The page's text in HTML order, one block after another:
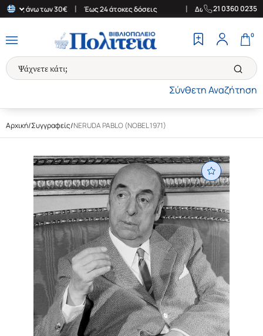
άνω των 30€ | Έως 24 άτοκες δόσεις Δωρεάν Μεταφορικά
21 0360 0235
Σύνθετη Αναζήτηση
0
Αρχική/Συγγραφείς/NERUDA PABLO (NOBEL 1971)